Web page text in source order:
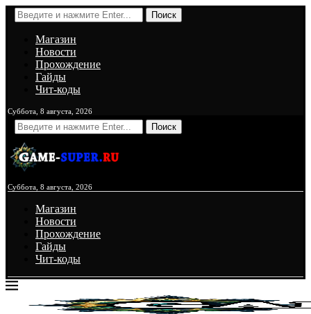
Поиск
Магазин
Новости
Прохождение
Гайды
Чит-коды
Суббота, 8 августа, 2026
Поиск
Суббота, 8 августа, 2026
Магазин
Новости
Прохождение
Гайды
Чит-коды